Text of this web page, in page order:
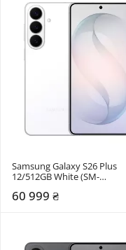
Samsung Galaxy S26 Plus
12/512GB White (SM-
60 999 ₴